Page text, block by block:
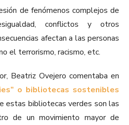
de fenómenos complejos de
conflictos y otros
afectan a las personas
el terrorismo, racismo, etc.
Beatriz Ovejero comentaba en
o bibliotecas sostenibles
estas bibliotecas verdes son las
de un movimiento mayor de